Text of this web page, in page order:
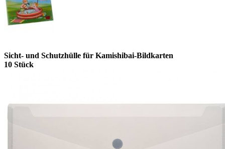
Sicht- und Schutzhülle für Kamishibai-Bildkarten
10 Stück